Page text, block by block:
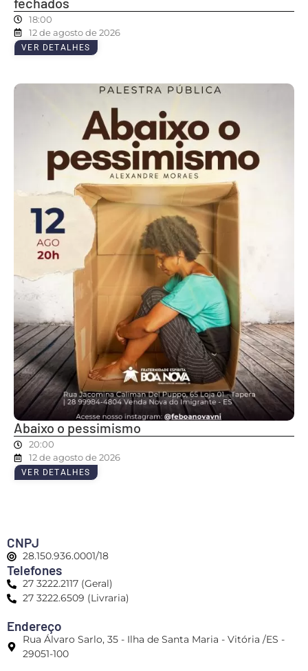
18:00
12 de agosto de 2026
VER DETALHES
Abaixo o pessimismo
20:00
12 de agosto de 2026
VER DETALHES
CNPJ
28.150.936.0001/18
Telefones
27 3222.2117 (Geral)
27 3222.6509 (Livraria)
Endereço
Rua Álvaro Sarlo, 35 - Ilha de Santa Maria - Vitória /ES -
29051-100